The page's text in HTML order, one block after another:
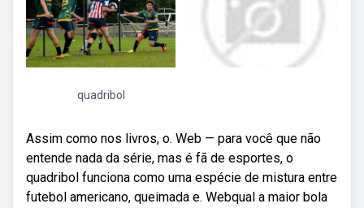
quadribol
Assim como nos livros, o. Web — para você que não
entende nada da série, mas é fã de esportes, o
quadribol funciona como uma espécie de mistura entre
futebol americano, queimada e. Webqual a maior bola